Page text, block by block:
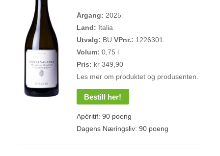
Årgang: 2025
Land: Italia
Utvalg: BU VPnr.: 1226301
Volum: 0,75 l
Pris: kr 349,90
Les mer om produktet og produsenten.
Bestill her!
Apéritif: 90 poeng
Dagens Næringsliv: 90 poeng